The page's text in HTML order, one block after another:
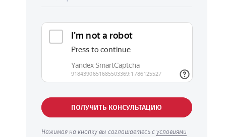
ПОЛУЧИТЬ КОНСУЛЬТАЦИЮ
Нажимая на кнопку вы соглашаетесь с условиями